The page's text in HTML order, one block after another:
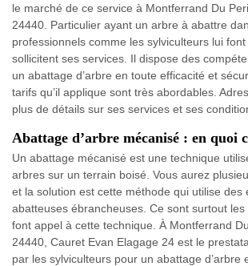
le marché de ce service à Montferrand Du
24440. Particulier ayant un arbre à abattre
professionnels comme les sylviculteurs lui
sollicitent ses services. Il dispose des
un abattage d’arbre en toute efficacité et
tarifs qu’il applique sont très abordables.
plus de détails sur ses services et ses
Abattage d’arbre mécanisé : en quoi
Un abattage mécanisé est une technique
arbres sur un terrain boisé. Vous aurez
et la solution est cette méthode qui utilise des
abatteuses ébrancheuses. Ce sont surtout
font appel à cette technique. À Montferrand
24440, Cauret Evan Elagage 24 est le
par les sylviculteurs pour un abattage d’arbre